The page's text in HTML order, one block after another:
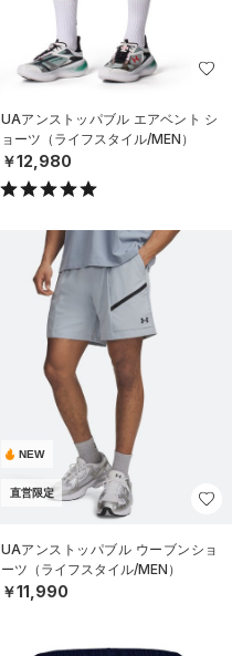
UAアンストッパブル エアベント シ
ョーツ（ライフスタイル/MEN）
￥12,980
NEW
直営限定
UAアンストッパブル ウーブンショ
ーツ（ライフスタイル/MEN）
￥11,990